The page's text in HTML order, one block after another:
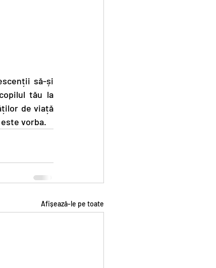
să-și
tău la
de viață
vorba.
Afișează-le pe toate